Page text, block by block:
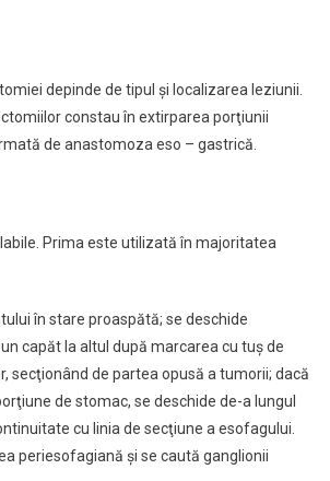
depinde de tipul şi localizarea leziunii.
constau în extirparea porţiunii
de anastomoza eso – gastrică.
Prima este utilizată în majoritatea
în stare proaspătă; se deschide
capăt la altul după marcarea cu tuş de
secţionând de partea opusă a tumorii; dacă
de stomac, se deschide de-a lungul
cu linia de secţiune a esofagului.
periesofagiană şi se caută ganglionii